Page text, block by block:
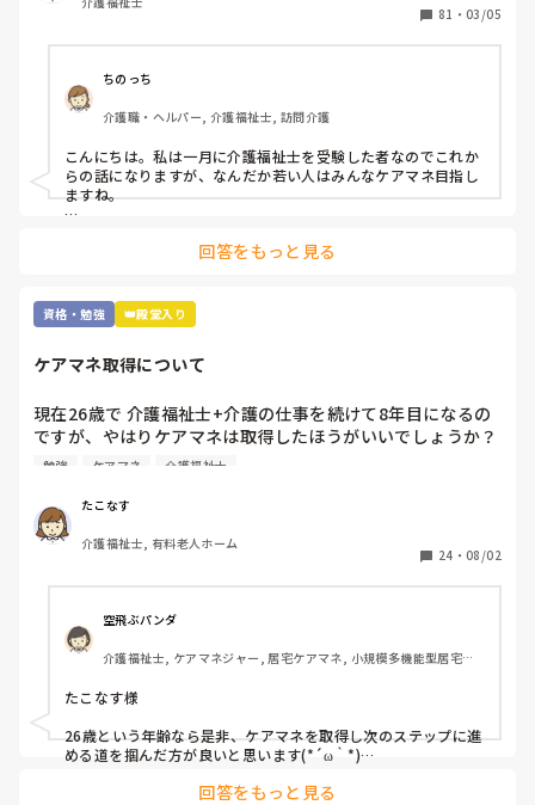
ユマニチュードや認知症ケア専門士の資格は興味がありま
これから1年間くらいを勉強にあてて受験したいなと考えて
皆さんはどんな資格を取得されていますか？
また介護福祉士取得済みでこれから資格取得を試みていられ
る方は何を目標にされていますか？
追記:
鼻腔内・口腔内の喀痰吸引
あと、元美容師アシスタントなので美容師免許もあります。
81 ・ 03/05
ちのっち
介護職・ヘルパー, 介護福祉士, 訪問介護
こんにちは。私は一月に介護福祉士を受験した者なのでこれか
らの話になりますが、なんだか若い人はみんなケアマネ目指し
ますね。
士取ってからそれから何がしたいかって人それぞれですね。
とか興味ありますね。
回答をもっと見る
資格・勉強 👑殿堂入り
ケアマネ取得について
現在26歳で 介護福祉士+介護の仕事を続けて8年目になるの
ですが、やはりケアマネは取得したほうがいいでしょうか？
費用も時間もかかるので悩んでますが、、 ちなみに今は有
がつかず
皆さんは どうですか？
勉強 ケアマネ 介護福祉士
たこなす
介護福祉士, 有料老人ホーム
24 ・ 08/02
空飛ぶパンダ
介護福祉士, ケアマネジャー, 居宅ケアマネ, 小規模多機能型居宅介
たこなす様
26歳という年齢なら是非、ケアマネを取得し次のステップに進
める道を掴んだ方が良いと思います(*´ω｀*)
回答をもっと見る